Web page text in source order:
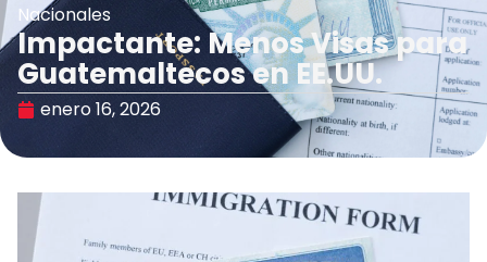
Nacionales
Impactante: Menos Visas para
Guatemaltecos en EE.UU.
enero 16, 2026